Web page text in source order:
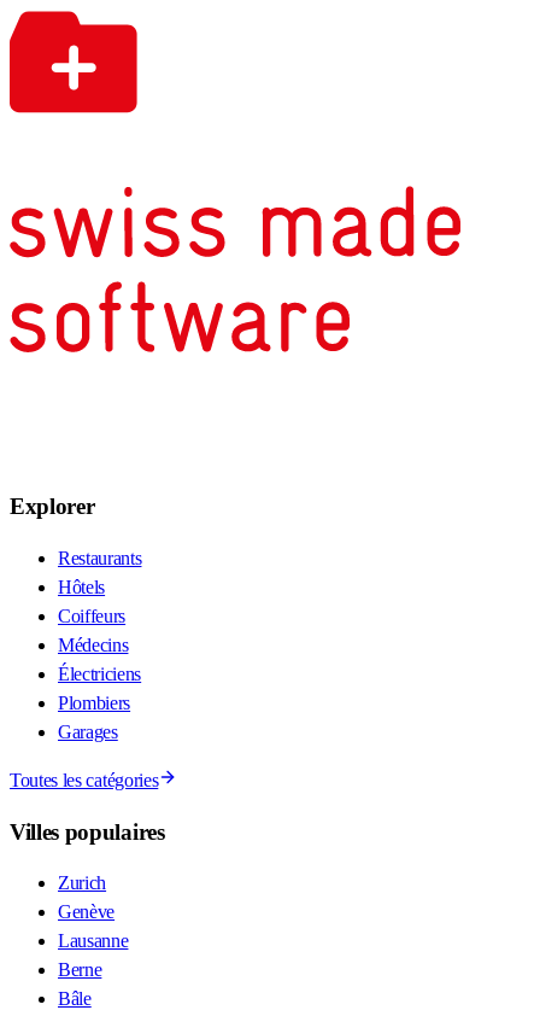
Explorer
Restaurants
Hôtels
Coiffeurs
Médecins
Électriciens
Plombiers
Garages
Toutes les catégories
Villes populaires
Zurich
Genève
Lausanne
Berne
Bâle